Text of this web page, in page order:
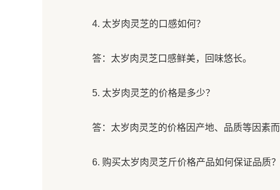
4. 太岁肉灵芝的口感如何？
答：太岁肉灵芝口感鲜美，回味悠长。
5. 太岁肉灵芝的价格是多少？
答：太岁肉灵芝的价格因产地、品质等因素
6. 购买太岁肉灵芝斤价格产品如何保证品质？